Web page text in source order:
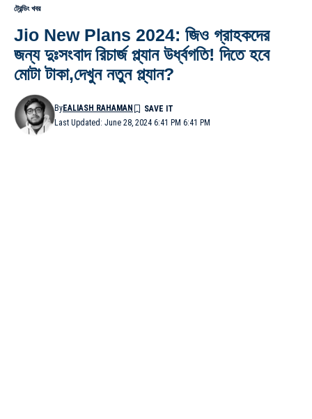
ট্রেন্ডিং খবর
Jio New Plans 2024: জিও‌ গ্রাহকদের
জন্য দুঃসংবাদ রিচার্জ প্ল্যান উর্ধ্বগতি! দিতে হবে
মোটা টাকা,দেখুন নতুন প্ল্যান?
Last Updated: June 28, 2024 6:41 PM 6:41 PM
ByEALIASH RAHAMAN